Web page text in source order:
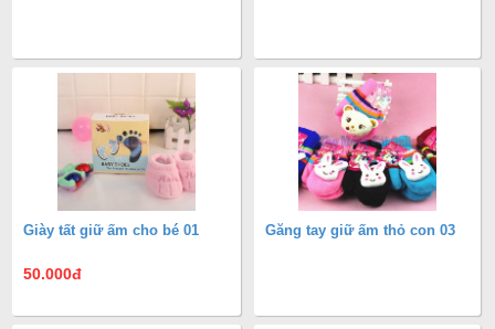
Giày tất giữ ấm cho bé 01
50.000đ
Găng tay giữ ấm thỏ con 03